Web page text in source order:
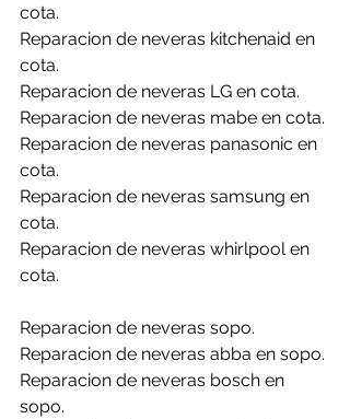
cota.
Reparacion de neveras kitchenaid en
cota.
Reparacion de neveras LG en cota.
Reparacion de neveras mabe en cota.
Reparacion de neveras panasonic en
cota.
Reparacion de neveras samsung en
cota.
Reparacion de neveras whirlpool en
cota.
Reparacion de neveras sopo.
Reparacion de neveras abba en sopo.
Reparacion de neveras bosch en
sopo.